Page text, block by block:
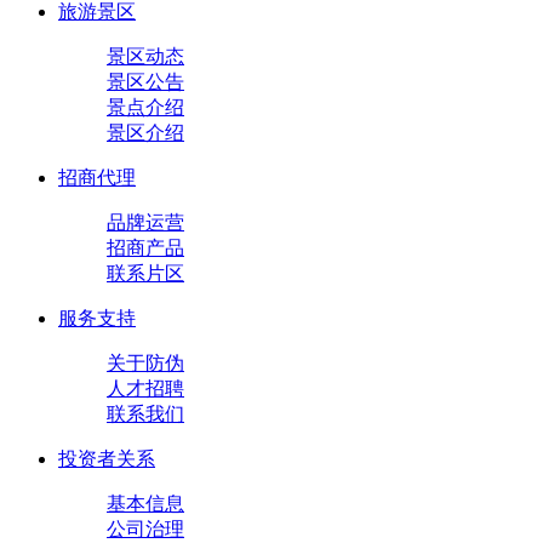
旅游景区
景区动态
景区公告
景点介绍
景区介绍
招商代理
品牌运营
招商产品
联系片区
服务支持
关于防伪
人才招聘
联系我们
投资者关系
基本信息
公司治理